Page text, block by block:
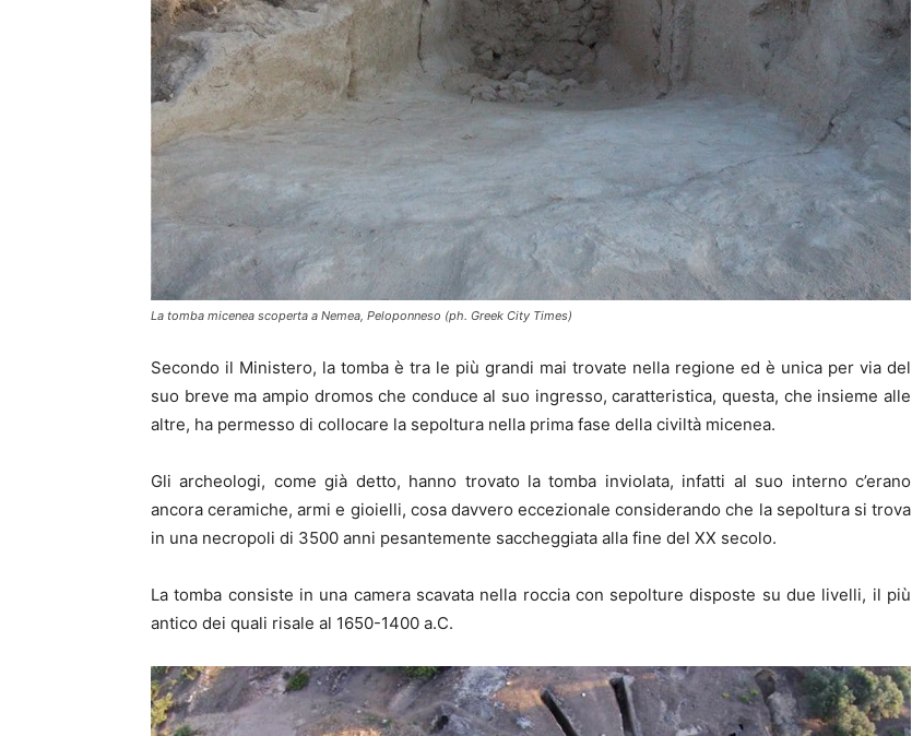
La tomba micenea scoperta a Nemea, Peloponneso (ph. Greek City Times)
Secondo il Ministero, la tomba è tra le più grandi mai trovate nella regione ed è unica per via del
suo breve ma ampio dromos che conduce al suo ingresso, caratteristica, questa, che insieme alle
altre, ha permesso di collocare la sepoltura nella prima fase della civiltà micenea.
Gli archeologi, come già detto, hanno trovato la tomba inviolata, infatti al suo interno c’erano
ancora ceramiche, armi e gioielli, cosa davvero eccezionale considerando che la sepoltura si trova
in una necropoli di 3500 anni pesantemente saccheggiata alla fine del XX secolo.
La tomba consiste in una camera scavata nella roccia con sepolture disposte su due livelli, il più
antico dei quali risale al 1650-1400 a.C.